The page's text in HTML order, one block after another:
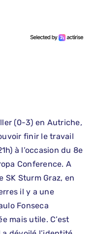
(0-3) en Autriche,
finir le travail
à l’occasion du 8e
Conference. A
SK Sturm Graz, en
il y a une
Fonseca
mais utile. C’est